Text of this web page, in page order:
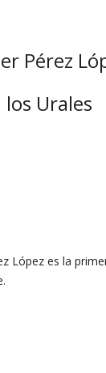
Pérez
Urales
López es la